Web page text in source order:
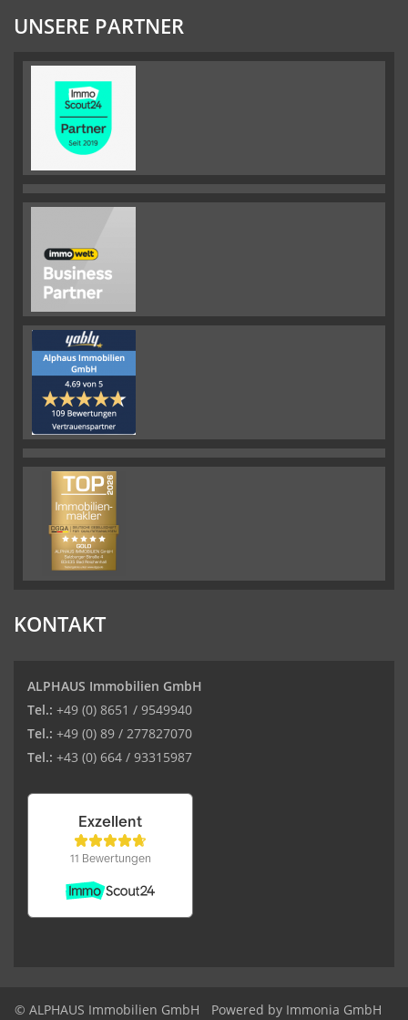
UNSERE PARTNER
KONTAKT
ALPHAUS Immobilien GmbH
Tel.: +49 (0) 8651 / 9549940
Tel.: +49 (0) 89 / 277827070
Tel.: +43 (0) 664 / 93315987
© ALPHAUS Immobilien GmbH Powered by Immonia GmbH